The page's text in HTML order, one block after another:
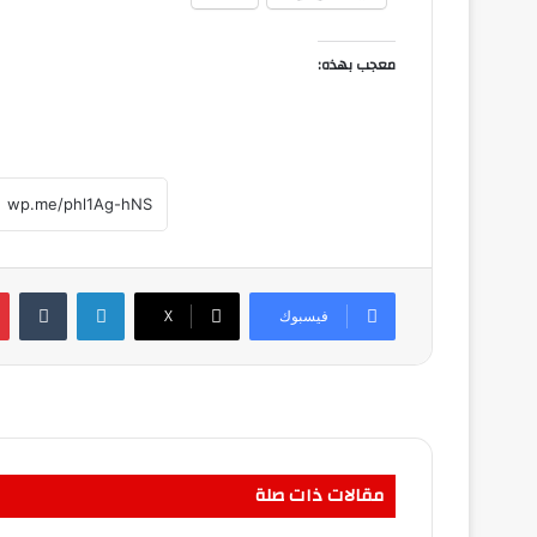
معجب بهذه:
فيسبوك ‫X
لينكدإن
مقالات ذات صلة